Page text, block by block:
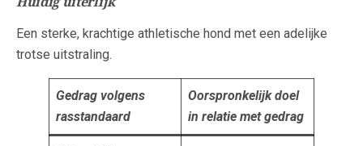
Een sterke, krachtige athletische hond met een adelijke
trotse uitstraling.
Gedrag volgens
rasstandaard
Oorspronkelijk doel
in relatie met gedrag